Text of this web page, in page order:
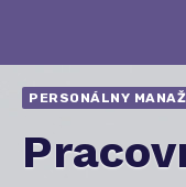
PERSONÁLNY